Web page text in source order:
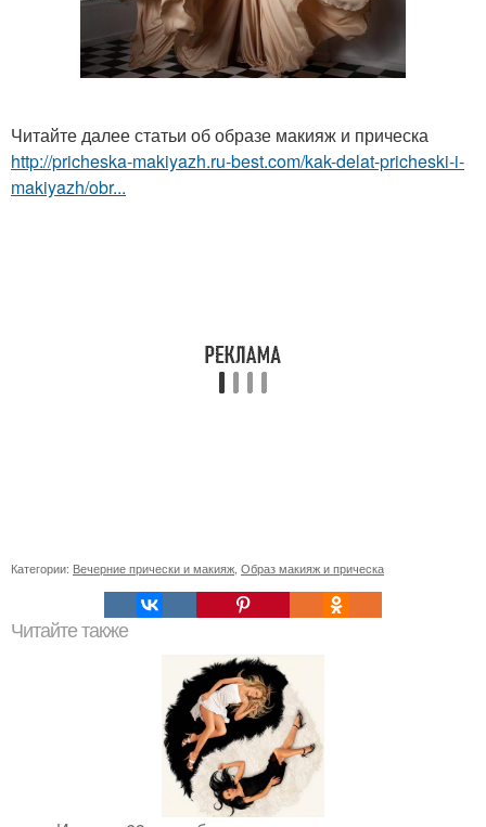
Читайте далее статьи об образе макияж и прическа
http://pricheska-makiyazh.ru-best.com/kak-delat-pricheski-i-
makiyazh/obr...
Категории: Вечерние прически и макияж Образ макияж и прическа
Читайте также